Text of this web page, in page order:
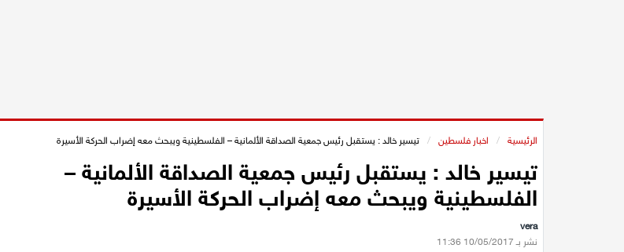
الرئيسية / اخبار فلسطين / تيسير خالد : يستقبل رئيس جمعية الصداقة الألمانية – الفلسطينية ويبحث معه إضراب الحركة الأسيرة
تيسير خالد : يستقبل رئيس جمعية الصداقة الألمانية –
الفلسطينية ويبحث معه إضراب الحركة الأسيرة
vera
نشر بـ 10/05/2017 11:36